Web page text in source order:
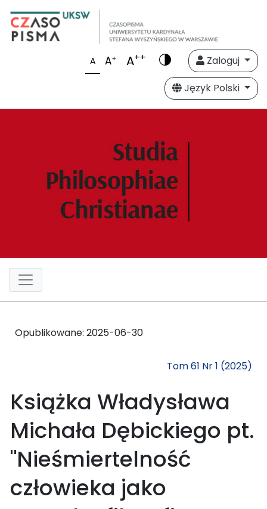
A A+ A++
Zaloguj
Język Polski
Opublikowane: 2025-06-30
Tom 61 Nr 1 (2025)
Książka Władysława
Michała Dębickiego pt.
"Nieśmiertelność
człowieka jako